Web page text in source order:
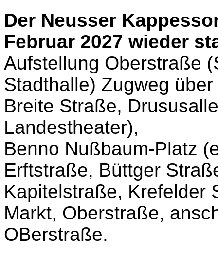
Der Neusser
Februar 2027 wieder
Aufstellung Oberstraße
Stadthalle) Zugweg
Breite Straße,
Landestheater),
Benno Nußbaum-Platz
Erftstraße, Büttger
Kapitelstraße, Krefelder
Markt, Oberstraße,
OBerstraße.